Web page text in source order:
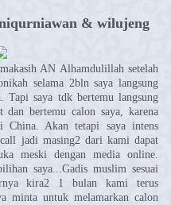
& wilujeng
AN Alhamdulillah setelah
selama 2bln saya langsung
Tapi saya tdk bertemu langsung
dan bertemu calon saya, karena
China. Akan tetapi saya intens
jadi masing2 dari kami dapat
meski dengan media online.
saya...Gadis muslim sesuai
kira2 1 bulan kami terus
minta untuk melamarkan calon